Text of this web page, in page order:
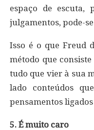
espaço de escuta,
julgamentos, pode-
Isso é o que Freud
método que
tudo que vier à sua
lado conteúdos
pensamentos
5. É muito caro